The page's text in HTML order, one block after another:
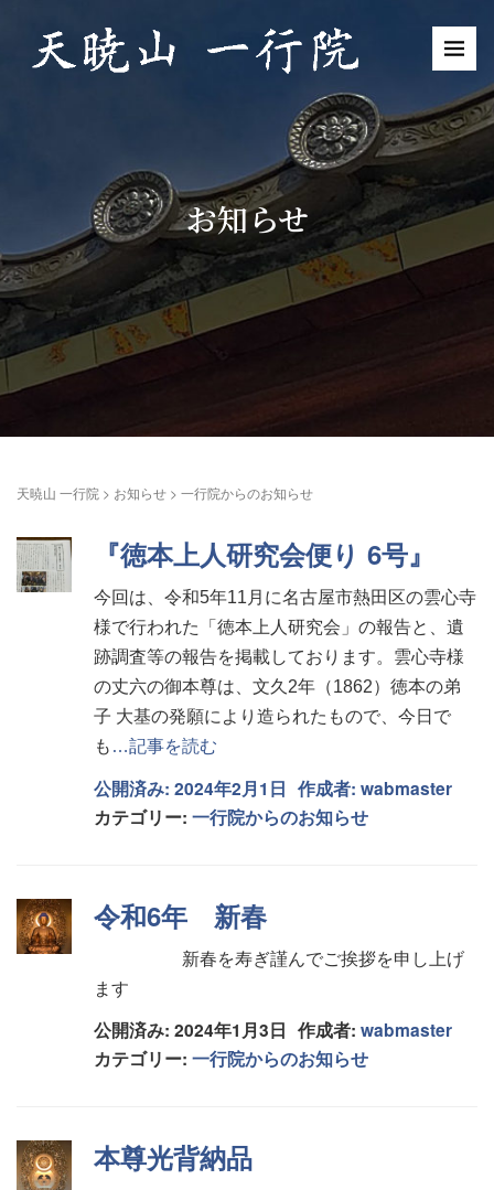
お知らせ
天暁山 一行院 > お知らせ > 一行院からのお知らせ
『徳本上人研究会便り 6号』
今回は、令和5年11月に名古屋市熱田区の雲心寺
様で行われた「徳本上人研究会」の報告と、遺
跡調査等の報告を掲載しております。雲心寺様
の丈六の御本尊は、文久2年（1862）徳本の弟
子 大基の発願により造られたもので、今日で
も …記事を読む
公開済み: 2024年2月1日 作成者: wabmaster
カテゴリー: 一行院からのお知らせ
令和6年 新春
新春を寿ぎ謹んでご挨拶を申し上げ
ます
公開済み: 2024年1月3日 作成者: wabmaster
カテゴリー: 一行院からのお知らせ
本尊光背納品